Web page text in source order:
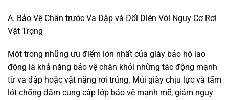
A. Bảo Vệ Chân trước Va Đập và Đối Diện Với Nguy Cơ Rơi
Vật Trọng
Một trong những ưu điểm lớn nhất của giày bảo hộ lao
động là khả năng bảo vệ chân khỏi những tác động mạnh
từ va đập hoặc vật nặng rơi trúng. Mũi giày chịu lực và tấm
lót chống đâm cung cấp lớp bảo vệ mạnh mẽ, giảm nguy